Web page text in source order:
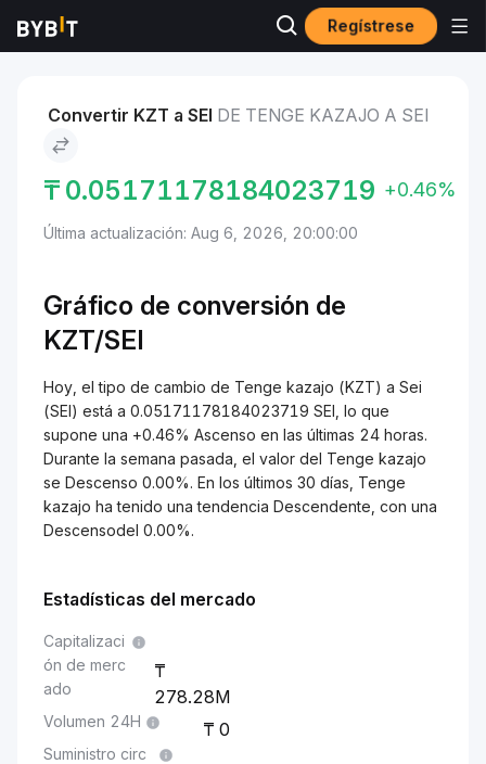
Regístrese
Mercados Tenge kazajo to Sei
Convertir KZT a SEI DE TENGE KAZAJO A SEI
₸ 0.05171178184023719 +0.46%
Última actualización: Aug 6, 2026, 20:00:00
Gráfico de conversión de
KZT/SEI
Hoy, el tipo de cambio de Tenge kazajo (KZT) a Sei
(SEI) está a 0.05171178184023719 SEI, lo que
supone una +0.46% Ascenso en las últimas 24 horas.
Durante la semana pasada, el valor del Tenge kazajo
se Descenso 0.00%. En los últimos 30 días, Tenge
kazajo ha tenido una tendencia Descendente, con una
Descensodel 0.00%.
Estadísticas del mercado
Capitalizaci
ón de merc
ado
278.28M
Volumen 24H 0
Suministro circ